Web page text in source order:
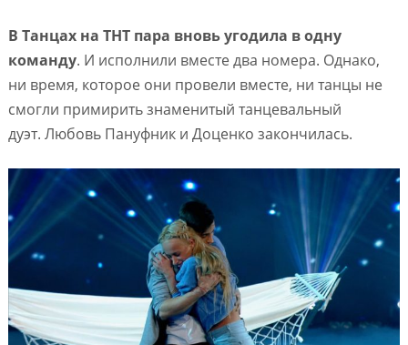
В Танцах на ТНТ пара вновь угодила в одну
команду. И исполнили вместе два номера. Однако,
ни время, которое они провели вместе, ни танцы не
смогли примирить знаменитый танцевальный
дуэт. Любовь Пануфник и Доценко закончилась.